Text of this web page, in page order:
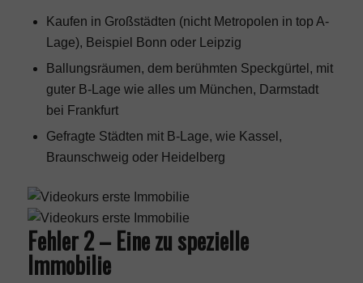
Kaufen in Großstädten (nicht Metropolen in top A-
Lage), Beispiel Bonn oder Leipzig
Ballungsräumen, dem berühmten Speckgürtel, mit
guter B-Lage wie alles um München, Darmstadt
bei Frankfurt
Gefragte Städten mit B-Lage, wie Kassel,
Braunschweig oder Heidelberg
Fehler 2 – Eine zu spezielle
Immobilie